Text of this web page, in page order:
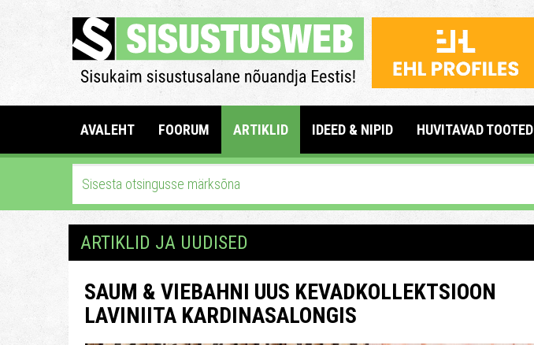
AVALEHT FOORUM ARTIKLID IDEED & NIPID HUVITAVAD TOOTED
ARTIKLID JA UUDISED
SAUM & VIEBAHNI UUS KEVADKOLLEKTSIOON
LAVINIITA KARDINASALONGIS